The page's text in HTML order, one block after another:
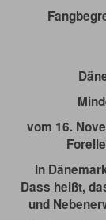
vom 16.
In
Dass heißt,
und